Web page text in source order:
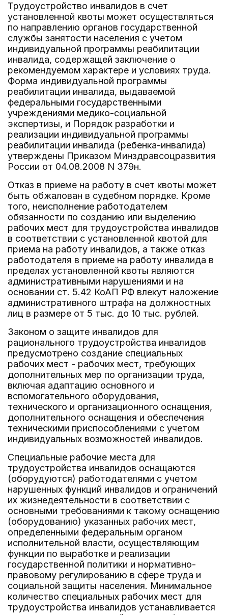
Трудоустройство инвалидов в счет
установленной квоты может осуществляться
по направлению органов государственной
службы занятости населения с учетом
индивидуальной программы реабилитации
инвалида, содержащей заключение о
рекомендуемом характере и условиях труда.
Форма индивидуальной программы
реабилитации инвалида, выдаваемой
федеральными государственными
учреждениями медико-социальной
экспертизы, и Порядок разработки и
реализации индивидуальной программы
реабилитации инвалида (ребенка-инвалида)
утверждены Приказом Минздравсоцразвития
России от 04.08.2008 N 379н.
Отказ в приеме на работу в счет квоты может
быть обжалован в судебном порядке. Кроме
того, неисполнение работодателем
обязанности по созданию или выделению
рабочих мест для трудоустройства инвалидов
в соответствии с установленной квотой для
приема на работу инвалидов, а также отказ
работодателя в приеме на работу инвалида в
пределах установленной квоты являются
административными нарушениями и на
основании ст. 5.42 КоАП РФ влекут наложение
административного штрафа на должностных
лиц в размере от 5 тыс. до 10 тыс. рублей.
Законом о защите инвалидов для
рационального трудоустройства инвалидов
предусмотрено создание специальных
рабочих мест - рабочих мест, требующих
дополнительных мер по организации труда,
включая адаптацию основного и
вспомогательного оборудования,
технического и организационного оснащения,
дополнительного оснащения и обеспечения
техническими приспособлениями с учетом
индивидуальных возможностей инвалидов.
Специальные рабочие места для
трудоустройства инвалидов оснащаются
(оборудуются) работодателями с учетом
нарушенных функций инвалидов и ограничений
их жизнедеятельности в соответствии с
основными требованиями к такому оснащению
(оборудованию) указанных рабочих мест,
определенными федеральным органом
исполнительной власти, осуществляющим
функции по выработке и реализации
государственной политики и нормативно-
правовому регулированию в сфере труда и
социальной защиты населения. Минимальное
количество специальных рабочих мест для
трудоустройства инвалидов устанавливается